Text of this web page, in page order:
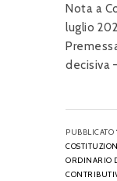
Nota a
luglio
decisiva
PUBBLICATO
ORDINARIO